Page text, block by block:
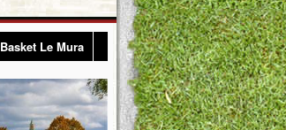
Basket Le Mura